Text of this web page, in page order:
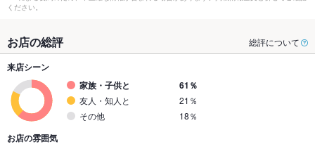
ください。
お店の総評 総評について
来店シーン
家族・子供と
61％
友人・知人と
21％
その他
18％
お店の雰囲気